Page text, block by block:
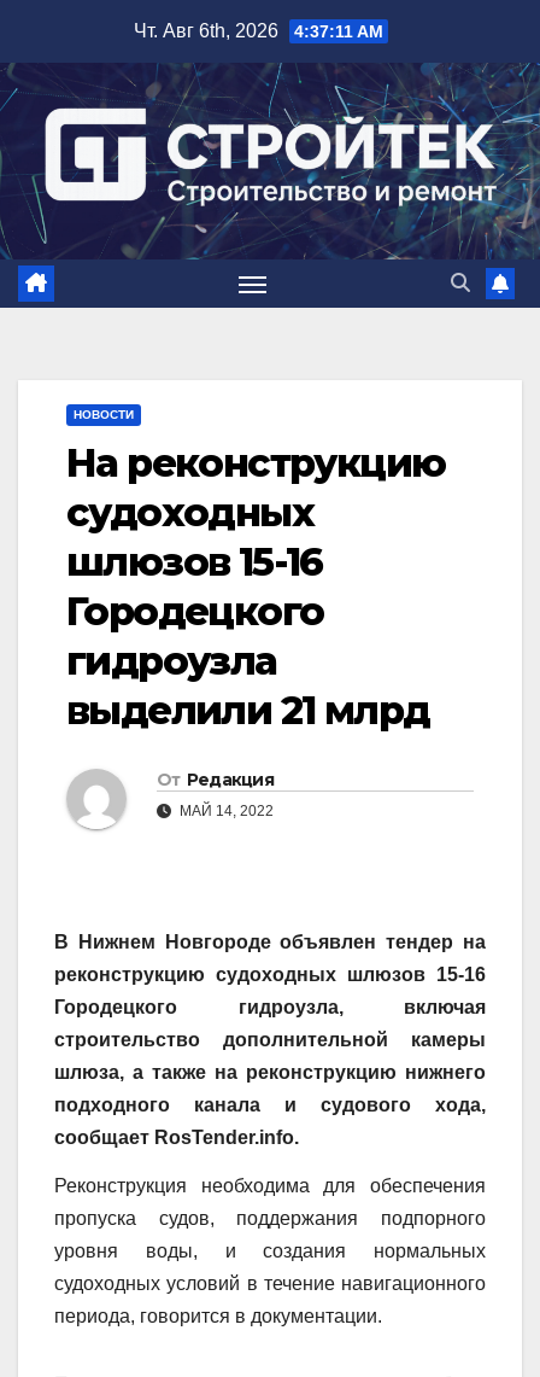
содержимому
Чт. Авг 6th, 2026 4:37:12 AM
НОВОСТИ
На реконструкцию
судоходных
шлюзов 15-16
Городецкого
гидроузла
выделили 21 млрд
От Редакция
МАЙ 14, 2022
В Нижнем Новгороде объявлен тендер на
реконструкцию судоходных шлюзов 15-16
Городецкого гидроузла, включая
строительство дополнительной камеры
шлюза, а также на реконструкцию нижнего
подходного канала и судового хода,
сообщает RosTender.info.
Реконструкция необходима для обеспечения
пропуска судов, поддержания подпорного
уровня воды, и создания нормальных
судоходных условий в течение навигационного
периода, говорится в документации.